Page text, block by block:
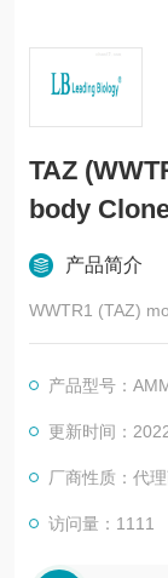
TAZ
body
产品简介
WWTR1 (TAZ)
产品型号：
更新时间：
厂商性质：代
访问量：1111